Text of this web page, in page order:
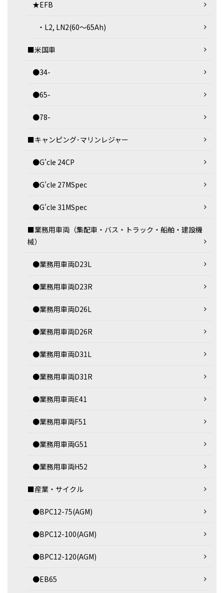
★EFB
・L2, LN2(60～65Ah)
■米国車
●34-
●65-
●78-
■キャンピング･マリンレジャー
●G'cle 24CP
●G'cle 27MSpec
●G'cle 31MSpec
■業務用車両（集配車・バス・トラック・船舶・建設機
械）
●業務用車両D23L
●業務用車両D23R
●業務用車両D26L
●業務用車両D26R
●業務用車両D31L
●業務用車両D31R
●業務用車両E41
●業務用車両F51
●業務用車両G51
●業務用車両H52
■産業・サイクル
●BPC12-75(AGM)
●BPC12-100(AGM)
●BPC12-120(AGM)
●EB65